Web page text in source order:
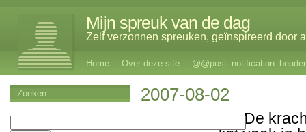
Mijn spreuk van de dag
Zelf verzonnen spreuken, geïnspireerd door
Home Over deze site @@post_notification_header
2007-08-02
De
Zoeken